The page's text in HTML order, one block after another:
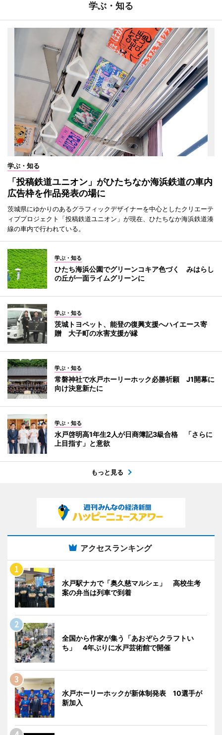
学ぶ・知る
学ぶ・知る
「投稿鉄道ユニオン」がひたちなか海浜鉄道の車内
広告枠を作品発表の場に
茨城県にゆかりのあるグラフィックデザイナーを中心としたクリエーテ
ィブプロジェクト「投稿鉄道ユニオン」が現在、ひたちなか海浜鉄道湊
線の車内で行われている。
学ぶ・知る
ひたち海浜公園でグリーンコキア色づく みはらし
の丘が一面ライムグリーンに
学ぶ・知る
茨城トヨペット、能登の復興支援へハイエース寄
贈 大子町の水害支援が縁
学ぶ・知る
常磐神社で水戸ホーリーホック必勝祈願 J1開幕に
向け決意新たに
学ぶ・知る
水戸啓明高1年生2人が日商簿記3級合格 「さらに
上目指す」と意欲
もっと見る
アクセスランキング
水戸駅ナカで「奥久慈マルシェ」 高校生考
案の弁当は列車で到着
全国から作家が集う「あおぞらクラフトい
ち」 4年ぶりに水戸芸術館で開催
水戸ホーリーホックが新体制発表 10選手が
新加入